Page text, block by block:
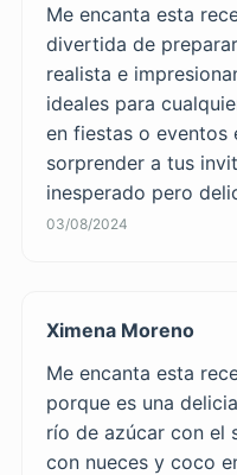
Me encanta esta
divertida de
realista e
ideales para
en fiestas o eventos
sorprender a tus
inesperado pero
03/08/2024
Ximena Moreno
Me encanta esta
porque es una
río de azúcar con el
con nueces y coco